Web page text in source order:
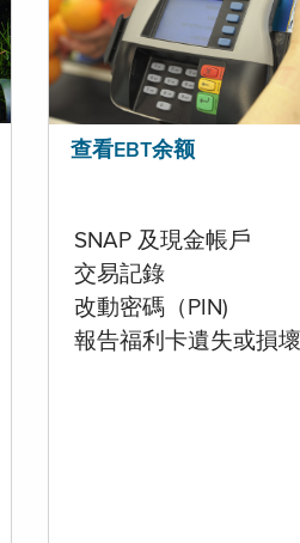
查看EBT余额
SNAP 及現金帳戶
交易記錄
改動密碼（PIN)
報告福利卡遺失或損壞